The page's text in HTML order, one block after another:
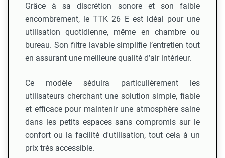
Grâce à sa discrétion sonore et son faible
encombrement, le TTK 26 E est idéal pour une
utilisation quotidienne, même en chambre ou
bureau. Son filtre lavable simplifie l’entretien tout
en assurant une meilleure qualité d’air intérieur.
Ce modèle séduira particulièrement les
utilisateurs cherchant une solution simple, fiable
et efficace pour maintenir une atmosphère saine
dans les petits espaces sans compromis sur le
confort ou la facilité d'utilisation, tout cela à un
prix très accessible.